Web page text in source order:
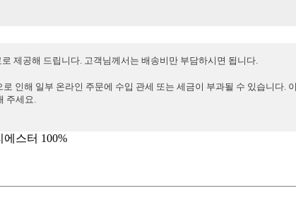
제공해 드립니다. 고객님께서는 배송비만 부담하시면 됩니다.
인해 일부 온라인 주문에 수입 관세 또는 세금이 부과될 수 있습니다.
주세요.
스터 100%